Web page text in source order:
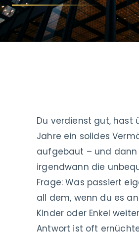
Du verdienst gut, hast
Jahre ein solides
aufgebaut – und
irgendwann die
Frage: Was passiert
all dem, wenn du es
Kinder oder Enkel
Antwort ist oft